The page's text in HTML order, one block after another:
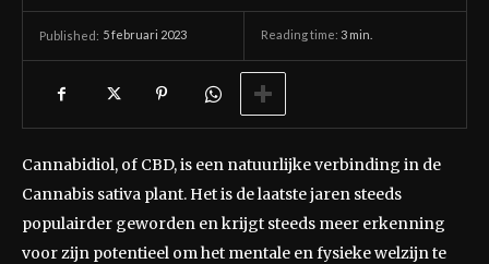
Published: 5 februari 2023 Reading time: 3 min.
Cannabidiol, of CBD, is een natuurlijke verbinding in de
Cannabis sativa plant. Het is de laatste jaren steeds
populairder geworden en krijgt steeds meer erkenning
voor zijn potentieel om het mentale en fysieke welzijn te